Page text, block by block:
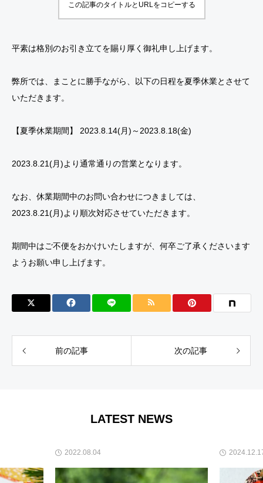
この記事のタイトルとURLをコピーする
平素は格別のお引き立てを賜り厚く御礼申し上げます。
弊所では、まことに勝手ながら、以下の日程を夏季休業とさせて
いただきます。
【夏季休業期間】 2023.8.14(月)～2023.8.18(金)
2023.8.21(月)より通常通りの営業となります。
なお、休業期間中のお問い合わせにつきましては、
2023.8.21(月)より順次対応させていただきます。
期間中はご不便をおかけいたしますが、何卒ご了承くださいます
ようお願い申し上げます。
前の記事 次の記事
LATEST NEWS
2022.08.04 2024.12.17